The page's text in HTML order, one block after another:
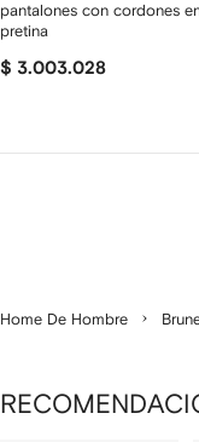
pantalones con cordones
pretina
$ 3.003.028
Home De Hombre